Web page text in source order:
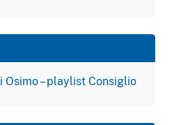
Osimo – playlist Consiglio